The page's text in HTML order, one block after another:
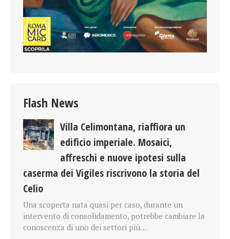
Flash News
Villa Celimontana, riaffiora un
edificio imperiale. Mosaici,
affreschi e nuove ipotesi sulla
caserma dei Vigiles riscrivono la storia del
Celio
Una scoperta nata quasi per caso, durante un
intervento di consolidamento, potrebbe cambiare la
conoscenza di uno dei settori più…